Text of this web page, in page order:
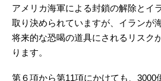
アメリカ海軍による封鎖の解除とイ
取り決められていますが、イランが
将来的な恐喝の道具にされるリスク
ります。
第６項から第11項にかけても、3000